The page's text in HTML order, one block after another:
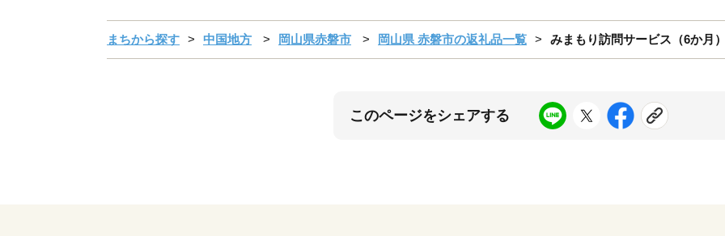
まちから探す 中国地方 岡山県赤磐市 岡山県 赤磐市の返礼品一覧 みまもり訪問サービス（6か月
このページをシェアする